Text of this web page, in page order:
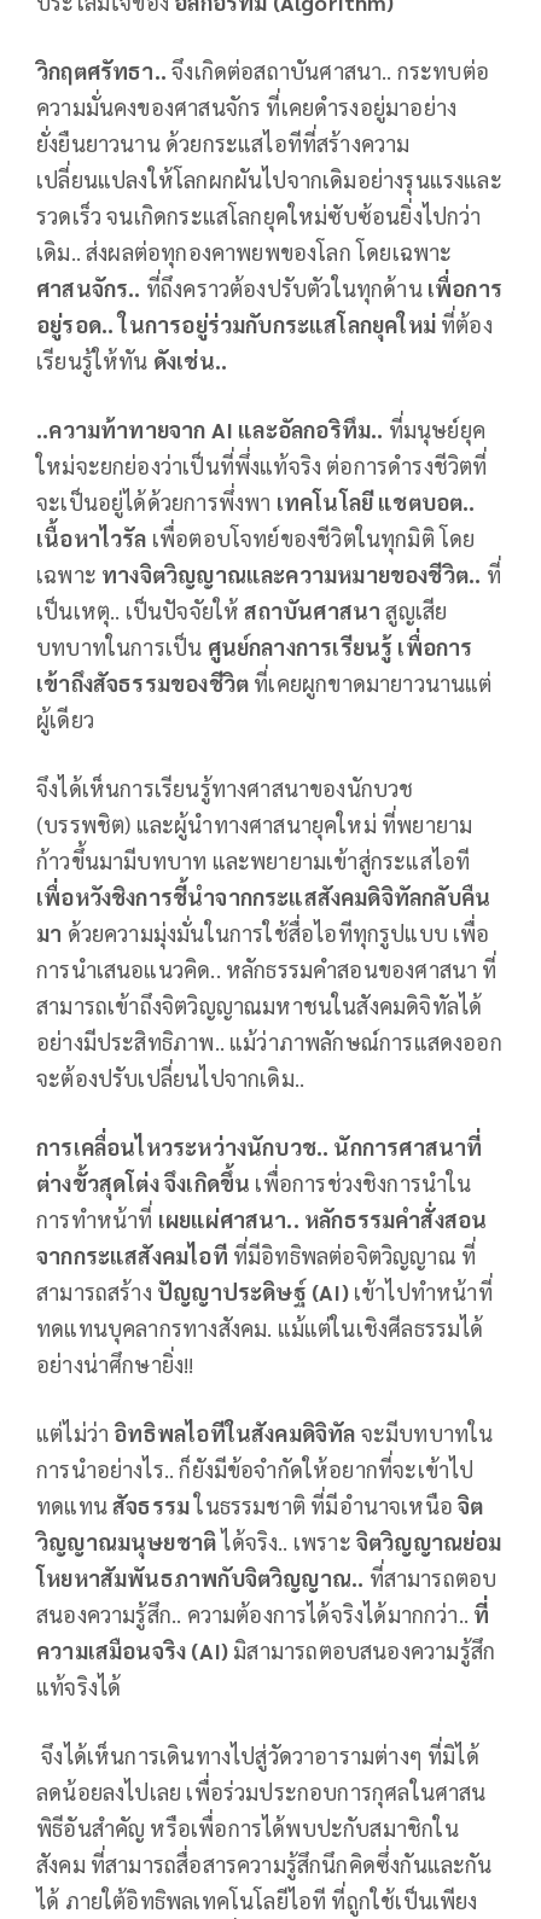
วิกฤตศรัทธา.. จึงเกิดต่อสถาบันศาสนา.. กระทบต่อ
ความมั่นคงของศาสนจักร ที่เคยดำรงอยู่มาอย่าง
ยั่งยืนยาวนาน ด้วยกระแสไอทีที่สร้างความ
เปลี่ยนแปลงให้โลกผกผันไปจากเดิมอย่างรุนแรงและ
รวดเร็ว จนเกิดกระแสโลกยุคใหม่ซับซ้อนยิ่งไปกว่า
เดิม.. ส่งผลต่อทุกองคาพยพของโลก โดยเฉพาะ
ศาสนจักร.. ที่ถึงคราวต้องปรับตัวในทุกด้าน เพื่อการ
อยู่รอด.. ในการอยู่ร่วมกับกระแสโลกยุคใหม่ที่ต้อง
เรียนรู้ให้ทัน ดังเช่น..
..ความท้าทายจาก AI และอัลกอริทึม.. ที่มนุษย์ยุค
ใหม่จะยกย่องว่าเป็นที่พึ่งแท้จริง ต่อการดำรงชีวิตที่
จะเป็นอยู่ได้ด้วยการพึ่งพา เทคโนโลยี แชตบอต..
เนื้อหาไวรัล เพื่อตอบโจทย์ของชีวิตในทุกมิติ โดย
เฉพาะ ทางจิตวิญญาณและความหมายของชีวิต.. ที่
เป็นเหตุ.. เป็นปัจจัยให้สถาบันศาสนาสูญเสีย
บทบาทในการเป็น ศูนย์กลางการเรียนรู้ เพื่อการ
เข้าถึงสัจธรรมของชีวิต ที่เคยผูกขาดมายาวนานแต่
ผู้เดียว
จึงได้เห็นการเรียนรู้ทางศาสนาของนักบวช
(บรรพชิต) และผู้นำทางศาสนายุคใหม่ ที่พยายาม
ก้าวขึ้นมามีบทบาท และพยายามเข้าสู่กระแสไอที
เพื่อหวังชิงการชี้นำจากกระแสสังคมดิจิทัลกลับคืน
มา ด้วยความมุ่งมั่นในการใช้สื่อไอทีทุกรูปแบบ เพื่อ
การนำเสนอแนวคิด.. หลักธรรมคำสอนของศาสนา ที่
สามารถเข้าถึงจิตวิญญาณมหาชนในสังคมดิจิทัลได้
อย่างมีประสิทธิภาพ.. แม้ว่าภาพลักษณ์การแสดงออก
จะต้องปรับเปลี่ยนไปจากเดิม..
การเคลื่อนไหวระหว่างนักบวช.. นักการศาสนาที่
ต่างขั้วสุดโต่ง จึงเกิดขึ้น เพื่อการช่วงชิงการนำใน
การทำหน้าที่ เผยแผ่ศาสนา.. หลักธรรมคำสั่งสอน
จากกระแสสังคมไอที ที่มีอิทธิพลต่อจิตวิญญาณ ที่
สามารถสร้าง ปัญญาประดิษฐ์ (AI) เข้าไปทำหน้าที่
ทดแทนบุคลากรทางสังคม. แม้แต่ในเชิงศีลธรรมได้
อย่างน่าศึกษายิ่ง!!
แต่ไม่ว่า อิทธิพลไอทีในสังคมดิจิทัล จะมีบทบาทใน
การนำอย่างไร.. ก็ยังมีข้อจำกัดให้อยากที่จะเข้าไป
ทดแทนสัจธรรมในธรรมชาติ ที่มีอำนาจเหนือจิต
วิญญาณมนุษยชาติได้จริง.. เพราะ จิตวิญญาณย่อม
โหยหาสัมพันธภาพกับจิตวิญญาณ.. ที่สามารถตอบ
สนองความรู้สึก.. ความต้องการได้จริงได้มากกว่า.. ที่
ความเสมือนจริง (AI) มิสามารถตอบสนองความรู้สึก
แท้จริงได้
จึงได้เห็นการเดินทางไปสู่วัดวาอารามต่างๆ ที่มิได้
ลดน้อยลงไปเลย เพื่อร่วมประกอบการกุศลในศาสน
พิธีอันสำคัญ หรือเพื่อการได้พบปะกับสมาชิกใน
สังคม ที่สามารถสื่อสารความรู้สึกนึกคิดซึ่งกันและกัน
ได้ ภายใต้อิทธิพลเทคโนโลยีไอที ที่ถูกใช้เป็นเพียง